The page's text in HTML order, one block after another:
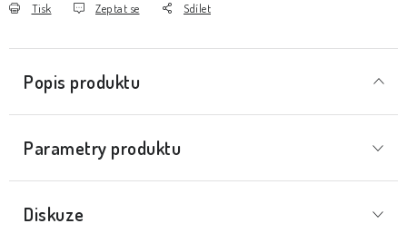
Tisk Zeptat se Sdílet
Popis produktu
Parametry produktu
Diskuze